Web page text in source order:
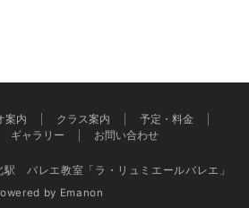
案内 クラス案内
予定・料金
ギャラリー お問い合わせ
バレエ教室「ラ・リュミエールバレエ」
by Emanon